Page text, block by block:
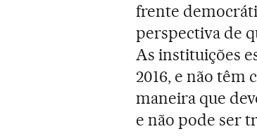
frente
perspectiva de
As instituições
2016, e não
maneira que
e não pode ser